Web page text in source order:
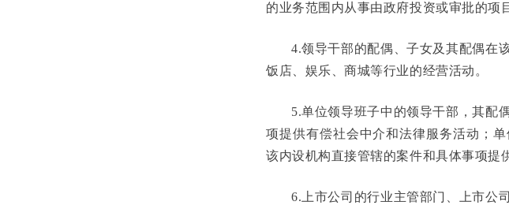
的业务范围内从事由政府投资或审批的项
4.领导干部的配偶、子女及其配偶在
饭店、娱乐、商城等行业的经营活动。
5.单位领导班子中的领导干部，其配
项提供有偿社会中介和法律服务活动；
该内设机构直接管辖的案件和具体事项提
6.上市公司的行业主管部门、上市公